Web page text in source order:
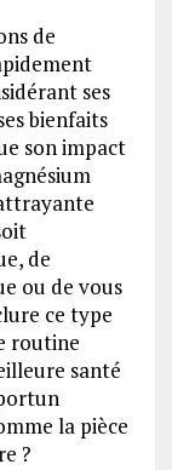
de
ses
bienfaits
son impact
de
ou de vous
ce type
routine
santé
la pièce
?